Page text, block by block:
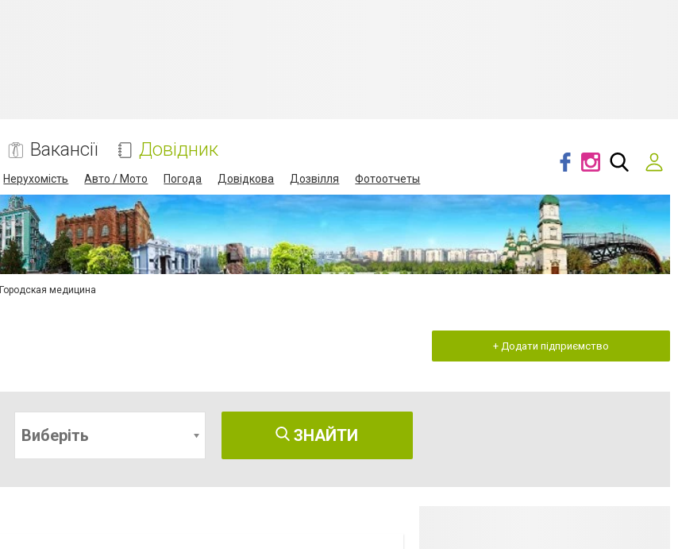
Вакансії Довідник
Нерухомість Авто / Мото Погода Довідкова Дозвілля Фотоотчеты
Городская медицина
+ Додати підприємство
Виберіть ЗНАЙТИ